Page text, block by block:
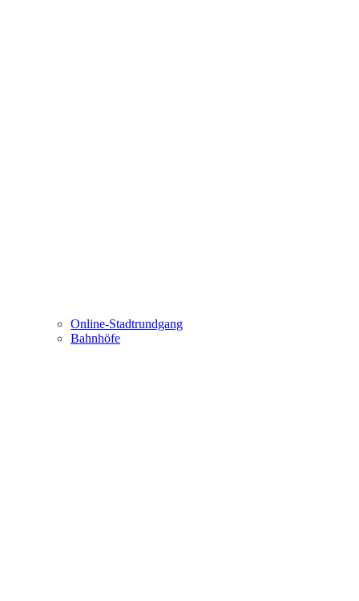
Online-Stadtrundgang
Bahnhöfe